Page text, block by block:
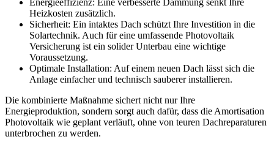
Heizkosten zusätzlich.
Sicherheit: Ein intaktes Dach schützt Ihre Investition in die
Solartechnik. Auch für eine umfassende Photovoltaik
Versicherung ist ein solider Unterbau eine wichtige
Voraussetzung.
Optimale Installation: Auf einem neuen Dach lässt sich die
Anlage einfacher und technisch sauberer installieren.
Die kombinierte Maßnahme sichert nicht nur Ihre
Energieproduktion, sondern sorgt auch dafür, dass die Amortisation
Photovoltaik wie geplant verläuft, ohne von teuren Dachreparaturen
unterbrochen zu werden.